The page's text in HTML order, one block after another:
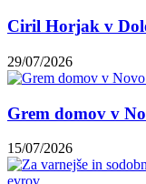
Ciril Horjak v
29/07/2026
Grem domov v
15/07/2026